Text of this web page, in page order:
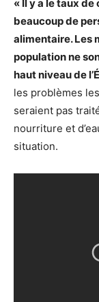
« Il y a le taux de
beaucoup de
alimentaire. Les
population ne
haut niveau de
les problèmes
seraient pas
nourriture et
situation.